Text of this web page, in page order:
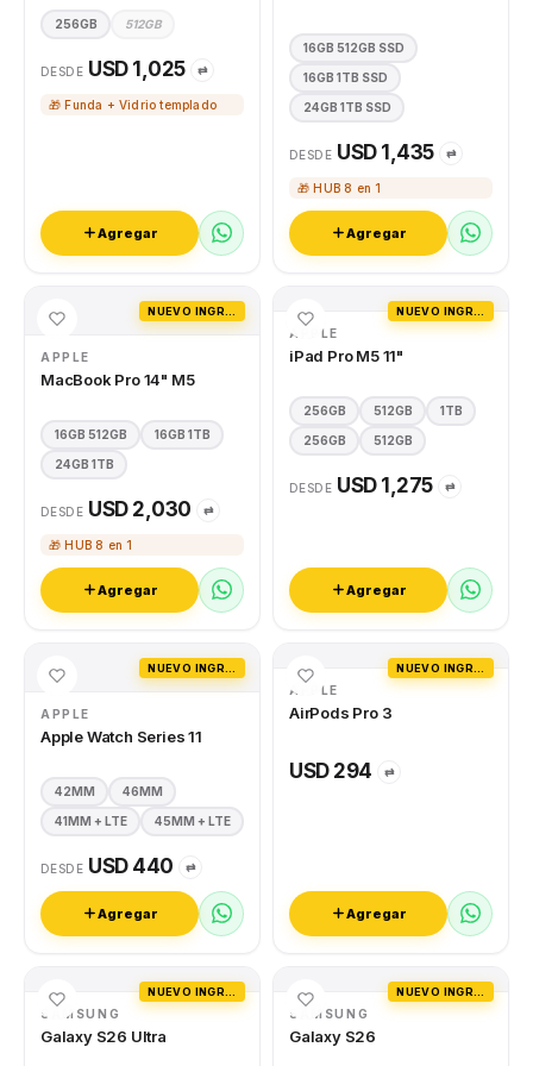
256GB 512GB
DESDE USD 1,025 ⇄
🎁 Funda + Vidrio templado
Agregar
16GB 512GB SSD
16GB 1TB SSD
24GB 1TB SSD
DESDE USD 1,435 ⇄
🎁 HUB 8 en 1
Agregar
APPLE
MacBook Pro 14" M5
16GB 512GB 16GB 1TB
24GB 1TB
DESDE USD 2,030 ⇄
🎁 HUB 8 en 1
Agregar
APPLE
iPad Pro M5 11"
256GB 512GB 1TB
256GB 512GB
DESDE USD 1,275 ⇄
Agregar
APPLE
Apple Watch Series 11
42MM 46MM
41MM + LTE 45MM + LTE
DESDE USD 440 ⇄
Agregar
APPLE
AirPods Pro 3
USD 294 ⇄
Agregar
SAMSUNG
Galaxy S26 Ultra
SAMSUNG
Galaxy S26